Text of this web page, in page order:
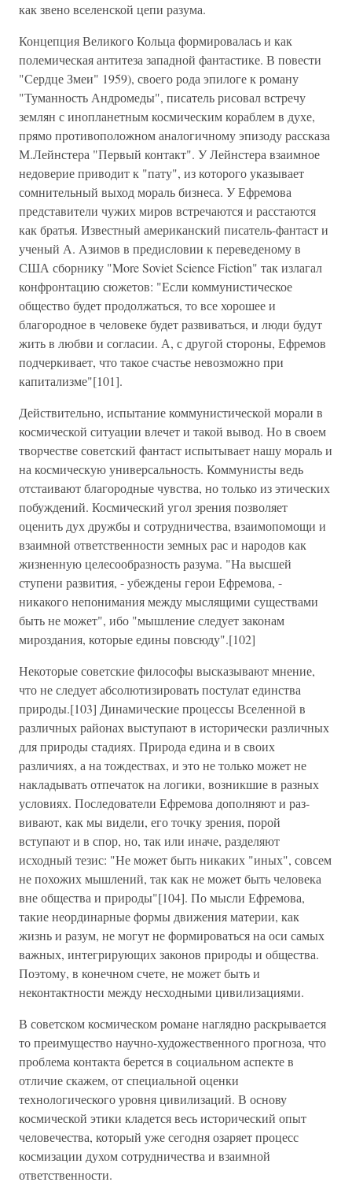
как звено вселенской цепи разума.
Концепция Великого Кольца формировалась и как
полемическая антитеза западной фантастике. В повести
"Сердце Змеи" 1959), своего рода эпилоге к роману
"Туманность Андромеды", писатель рисовал встречу
землян с инопланетным космическим кораблем в духе,
прямо противоположном аналогичному эпизоду рассказа
М.Лейнстера "Первый контакт". У Лейнстера взаимное
недоверие приводит к "пату", из которого указывает
сомнительный выход мораль бизнеса. У Ефремова
представители чужих миров встречаются и расстаются
как братья. Известный американский писатель-фантаст и
ученый А. Азимов в предисловии к переведеному в
США сборнику "More Soviet Science Fiction" так излагал
конфронтацию сюжетов: "Если коммунистическое
общество будет продолжаться, то все хорошее и
благородное в человеке будет развиваться, и люди будут
жить в любви и согласии. А, с другой стороны, Ефремов
подчеркивает, что такое счастье невозможно при
капитализме"[101].
Действительно, испытание коммунистической морали в
космической ситуации влечет и такой вывод. Но в своем
творчестве советский фантаст испытывает нашу мораль и
на космическую универсальность. Коммунисты ведь
отстаивают благородные чувства, но только из этических
побуждений. Космический угол зрения позволяет
оценить дух дружбы и сотрудничества, взаимопомощи и
взаимной ответственности земных рас и народов как
жизненную целесообразность разума. "На высшей
ступени развития, - убеждены герои Ефремова, -
никакого непонимания между мыслящими существами
быть не может", ибо "мышление следует законам
мироздания, которые едины повсюду".[102]
Некоторые советские философы высказывают мнение,
что не следует абсолютизировать постулат единства
природы.[103] Динамические процессы Вселенной в
различных районах выступают в исторически различных
для природы стадиях. Природа едина и в своих
различиях, а на тождествах, и это не только может не
накладывать отпечаток на логики, возникшие в разных
условиях. Последователи Ефремова дополняют и раз-
вивают, как мы видели, его точку зрения, порой
вступают и в спор, но, так или иначе, разделяют
исходный тезис: "Не может быть никаких "иных", совсем
не похожих мышлений, так как не может быть человека
вне общества и природы"[104]. По мысли Ефремова,
такие неординарные формы движения материи, как
жизнь и разум, не могут не формироваться на оси самых
важных, интегрирующих законов природы и общества.
Поэтому, в конечном счете, не может быть и
неконтактности между несходными цивилизациями.
В советском космическом романе наглядно раскрывается
то преимущество научно-художественного прогноза, что
проблема контакта берется в социальном аспекте в
отличие скажем, от специальной оценки
технологического уровня цивилизаций. В основу
космической этики кладется весь исторический опыт
человечества, который уже сегодня озаряет процесс
космизации духом сотрудничества и взаимной
ответственности.